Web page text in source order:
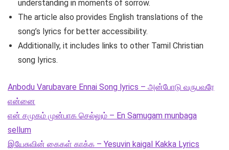
understanding in moments of sorrow.
The article also provides English translations of the
song’s lyrics for better accessibility.
Additionally, it includes links to other Tamil Christian
song lyrics.
Anbodu Varubavare Ennai Song lyrics – அன்போடு வருபவரே
என்னை
என் சமுகம் முன்பாக செல்லும் – En Samugam munbaga
sellum
இயேசுவின் கைகள் காக்க – Yesuvin kaigal Kakka Lyrics